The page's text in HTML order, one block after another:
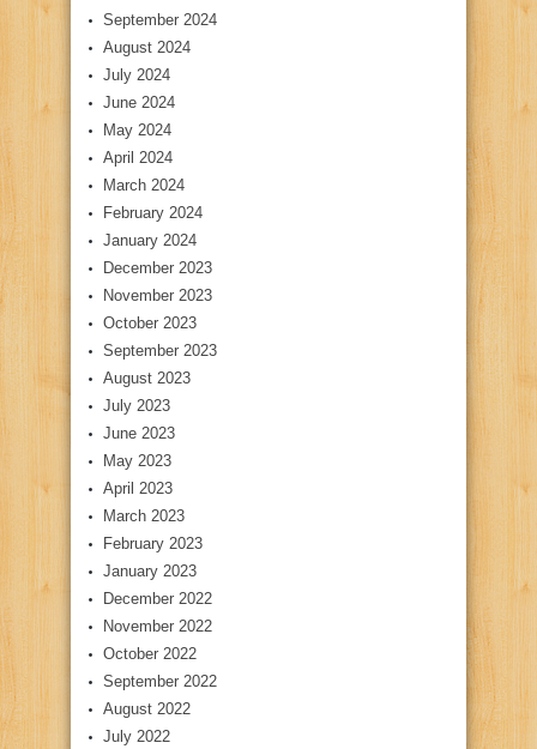
September 2024
August 2024
July 2024
June 2024
May 2024
April 2024
March 2024
February 2024
January 2024
December 2023
November 2023
October 2023
September 2023
August 2023
July 2023
June 2023
May 2023
April 2023
March 2023
February 2023
January 2023
December 2022
November 2022
October 2022
September 2022
August 2022
July 2022